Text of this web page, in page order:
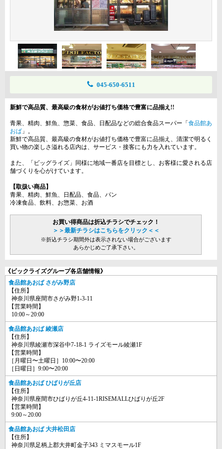
045-650-6511
新鮮で高品質、最高級の食材がお値打ち価格で豊富に品揃え!!
青果、精肉、鮮魚、惣菜、食品、日配品などの総合食品スーパー「 食品館あ
おば 」。
新鮮で高品質、最高級の食材がお値打ち価格で豊富に品揃え、清潔で明るく
買い物の楽しさ溢れる店内は、サービス・接客にも力を入れています。
また、「ビッグライズ」同様に地域一番店を目標とし、お客様に愛される店
舗づくりを心がけています。
【取扱い商品】
青果、精肉、鮮魚、日配品、食品、パン
冷凍食品、飲料、お惣菜、お酒
お買い得商品は折込チラシでチェック！
＞＞最新チラシはこちらをクリック＜＜
※折込チラシ期間外は表示されない場合がございます
あらかじめご了承下さい。
《ビックライズグループ各店舗情報》
食品館あおば さがみ野店
【住所】
神奈川県座間市さがみ野1-3-11
【営業時間】
10:00～20:00
食品館あおば 綾瀬店
【住所】
神奈川県綾瀬市深谷中7-18-1 ライズモール綾瀬1F
【営業時間】
［月曜日〜土曜日］10:00〜20:00
［日曜日］9:00〜20:00
食品館あおば ひばりが丘店
【住所】
神奈川県座間市ひばりが丘4-11-1RISEMALLひばりが丘2F
【営業時間】
9:00～20:00
食品館あおば 大井松田店
【住所】
神奈川県足柄上郡大井町金子343 ミマスモール1F